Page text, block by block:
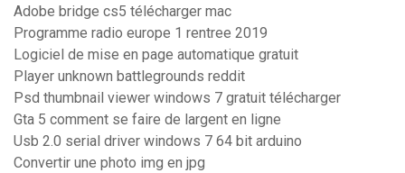
Adobe bridge cs5 télécharger mac
Programme radio europe 1 rentree 2019
Logiciel de mise en page automatique gratuit
Player unknown battlegrounds reddit
Psd thumbnail viewer windows 7 gratuit télécharger
Gta 5 comment se faire de largent en ligne
Usb 2.0 serial driver windows 7 64 bit arduino
Convertir une photo img en jpg